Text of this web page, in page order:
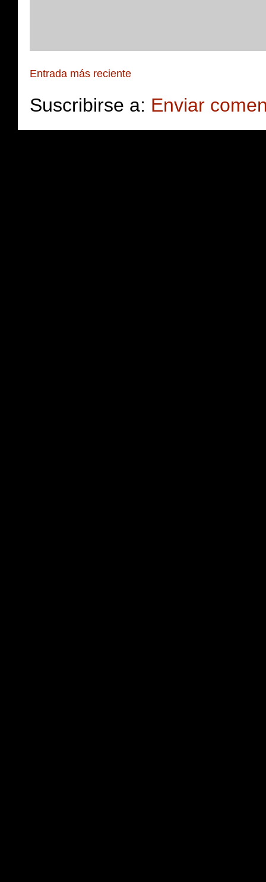
Entrada más reciente
Suscribirse a: Enviar